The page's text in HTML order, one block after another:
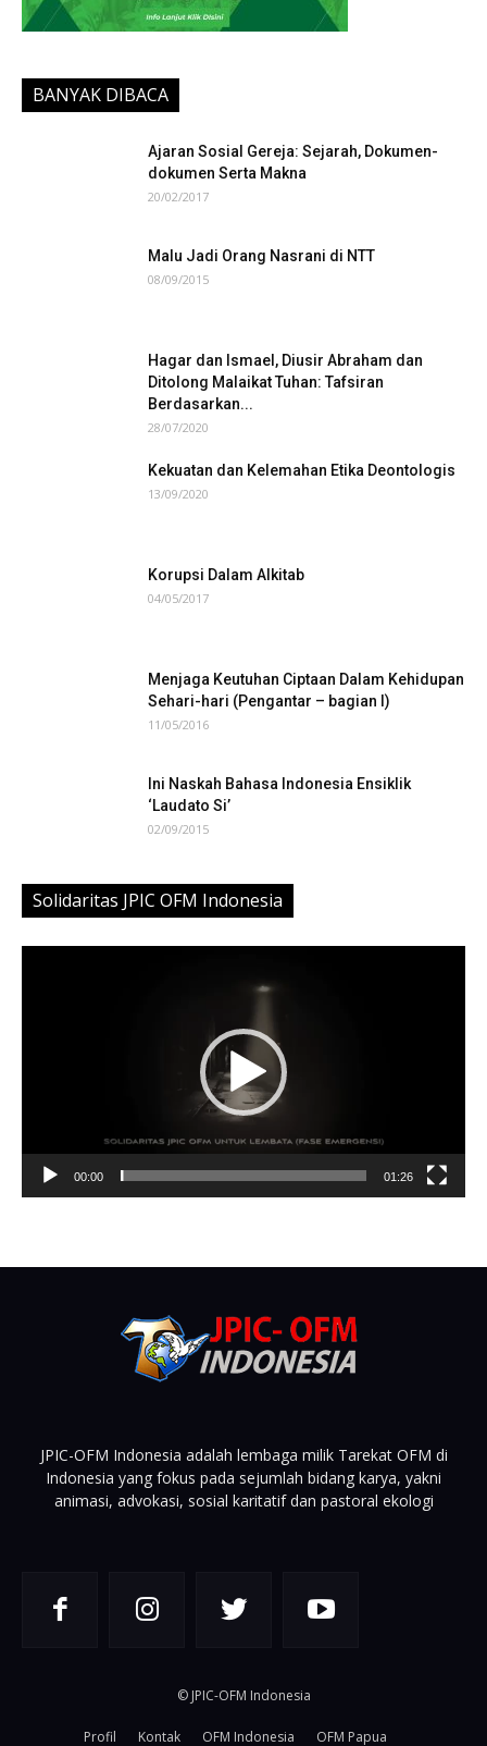
BANYAK DIBACA
Ajaran Sosial Gereja: Sejarah, Dokumen-
dokumen Serta Makna
20/02/2017
Malu Jadi Orang Nasrani di NTT
08/09/2015
Hagar dan Ismael, Diusir Abraham dan
Ditolong Malaikat Tuhan: Tafsiran
Berdasarkan...
28/07/2020
Kekuatan dan Kelemahan Etika Deontologis
13/09/2020
Korupsi Dalam Alkitab
04/05/2017
Menjaga Keutuhan Ciptaan Dalam Kehidupan
Sehari-hari (Pengantar – bagian I)
11/05/2016
Ini Naskah Bahasa Indonesia Ensiklik
‘Laudato Si’
02/09/2015
Solidaritas JPIC OFM Indonesia
00:00 01:26
JPIC-OFM Indonesia adalah lembaga milik Tarekat OFM di
Indonesia yang fokus pada sejumlah bidang karya, yakni
animasi, advokasi, sosial karitatif dan pastoral ekologi
© JPIC-OFM Indonesia
Profil Kontak OFM Indonesia OFM Papua